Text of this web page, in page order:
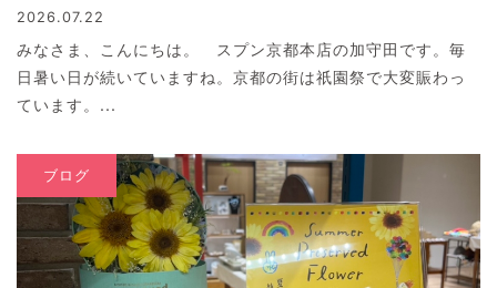
2026.07.22
みなさま、こんにちは。 スプン京都本店の加守田です。毎
日暑い日が続いていますね。京都の街は祇園祭で大変賑わっ
ています。...
ブログ